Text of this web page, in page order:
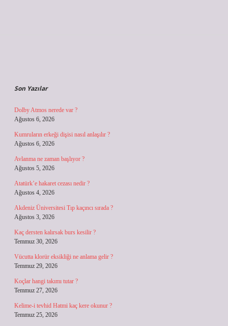
Son Yazılar
Dolby Atmos nerede var ?
Ağustos 6, 2026
Kumruların erkeği dişisi nasıl anlaşılır ?
Ağustos 6, 2026
Avlanma ne zaman başlıyor ?
Ağustos 5, 2026
Atatürk’e hakaret cezası nedir ?
Ağustos 4, 2026
Akdeniz Üniversitesi Tıp kaçıncı sırada ?
Ağustos 3, 2026
Kaç dersten kalırsak burs kesilir ?
Temmuz 30, 2026
Vücutta klorür eksikliği ne anlama gelir ?
Temmuz 29, 2026
Koçlar hangi takımı tutar ?
Temmuz 27, 2026
Kelime-i tevhid Hatmi kaç kere okunur ?
Temmuz 25, 2026